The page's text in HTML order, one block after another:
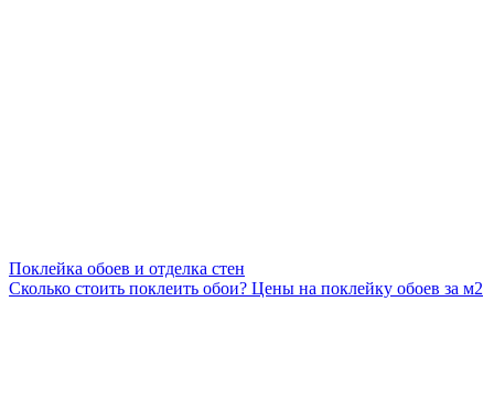
Поклейка обоев и отделка стен
Сколько стоить поклеить обои? Цены на поклейку обоев за м2